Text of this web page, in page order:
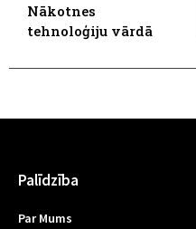
Nākotnes
tehnoloģiju vārdā
Palīdzība
Par Mums